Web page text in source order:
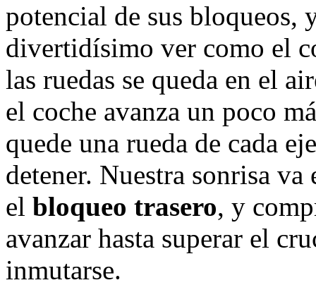
potencial de sus bloqueos,
divertidísimo ver como el
las ruedas se queda en el
el coche avanza un poco
quede una rueda de cada
detener. Nuestra sonrisa
el bloqueo trasero, y
avanzar hasta superar el
inmutarse.